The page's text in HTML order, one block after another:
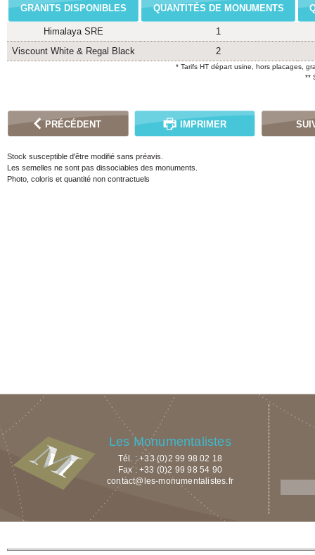
GRANITS DISPONIBLES QUANTITÉS DE MONUMENTS
Himalaya SRE
1
Viscount White & Regal Black
2
* Tarifs HT départ usine, hors placages,
**
PRÉCÉDENT IMPRIMER
Stock susceptible d'être modifié sans préavis.
Les semelles ne sont pas dissociables des monuments.
Photo, coloris et quantité non contractuels
Les Monumentalistes
Tél. : +33 (0)2 99 98 02 18
Fax : +33 (0)2 99 98 54 90
contact@les-monumentalistes.fr